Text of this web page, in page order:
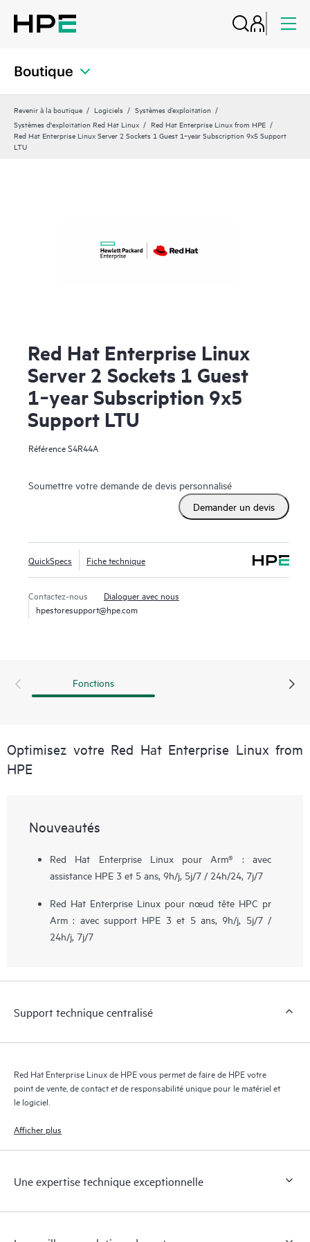
Boutique
Revenir à la boutique Logiciels
Systèmes d’exploitation
Systèmes d'exploitation Red Hat Linux
Red Hat Enterprise Linux from HPE
Red Hat Enterprise Linux Server 2 Sockets 1 Guest 1‑year Subscription 9x5 Support
LTU
Red Hat Enterprise Linux
Server 2 Sockets 1 Guest
1‑year Subscription 9x5
Support LTU
RéférenceS4R44A
Soumettre votre demande de devis personnalisé
Demander un devis
QuickSpecs Fiche technique
Contactez-nous
Dialoguer avec nous
hpestoresupport@hpe.com
Fonctions
Optimisez votre Red Hat Enterprise Linux from
HPE
Nouveautés
Red Hat Enterprise Linux pour Arm® : avec
assistance HPE 3 et 5 ans, 9h/j, 5j/7 / 24h/24, 7j/7
Red Hat Enterprise Linux pour nœud tête HPC pr
Arm : avec support HPE 3 et 5 ans, 9h/j, 5j/7 /
24h/j, 7j/7
Support technique centralisé
Red Hat Enterprise Linux de HPE vous permet de faire de HPE votre
point de vente, de contact et de responsabilité unique pour le matériel et
le logiciel.
Afficher plus
Une expertise technique exceptionnelle